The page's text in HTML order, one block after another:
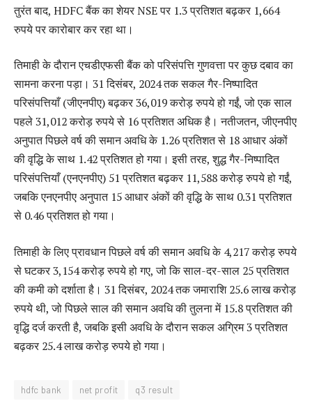
तुरंत बाद, HDFC बैंक का शेयर NSE पर 1.3 प्रतिशत बढ़कर 1,664
रुपये पर कारोबार कर रहा था।
तिमाही के दौरान एचडीएफसी बैंक को परिसंपत्ति गुणवत्ता पर कुछ दबाव का
सामना करना पड़ा। 31 दिसंबर, 2024 तक सकल गैर-निष्पादित
परिसंपत्तियाँ (जीएनपीए) बढ़कर 36,019 करोड़ रुपये हो गईं, जो एक साल
पहले 31,012 करोड़ रुपये से 16 प्रतिशत अधिक है। नतीजतन, जीएनपीए
अनुपात पिछले वर्ष की समान अवधि के 1.26 प्रतिशत से 18 आधार अंकों
की वृद्धि के साथ 1.42 प्रतिशत हो गया। इसी तरह, शुद्ध गैर-निष्पादित
परिसंपत्तियाँ (एनएनपीए) 51 प्रतिशत बढ़कर 11,588 करोड़ रुपये हो गईं,
जबकि एनएनपीए अनुपात 15 आधार अंकों की वृद्धि के साथ 0.31 प्रतिशत
से 0.46 प्रतिशत हो गया।
तिमाही के लिए प्रावधान पिछले वर्ष की समान अवधि के 4,217 करोड़ रुपये
से घटकर 3,154 करोड़ रुपये हो गए, जो कि साल-दर-साल 25 प्रतिशत
की कमी को दर्शाता है। 31 दिसंबर, 2024 तक जमाराशि 25.6 लाख करोड़
रुपये थी, जो पिछले साल की समान अवधि की तुलना में 15.8 प्रतिशत की
वृद्धि दर्ज करती है, जबकि इसी अवधि के दौरान सकल अग्रिम 3 प्रतिशत
बढ़कर 25.4 लाख करोड़ रुपये हो गया।
hdfc bank net profit q3 result